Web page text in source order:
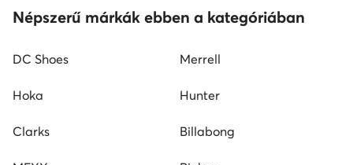
Népszerű márkák ebben a kategóriában
DC Shoes Merrell
Hoka Hunter
Clarks Billabong